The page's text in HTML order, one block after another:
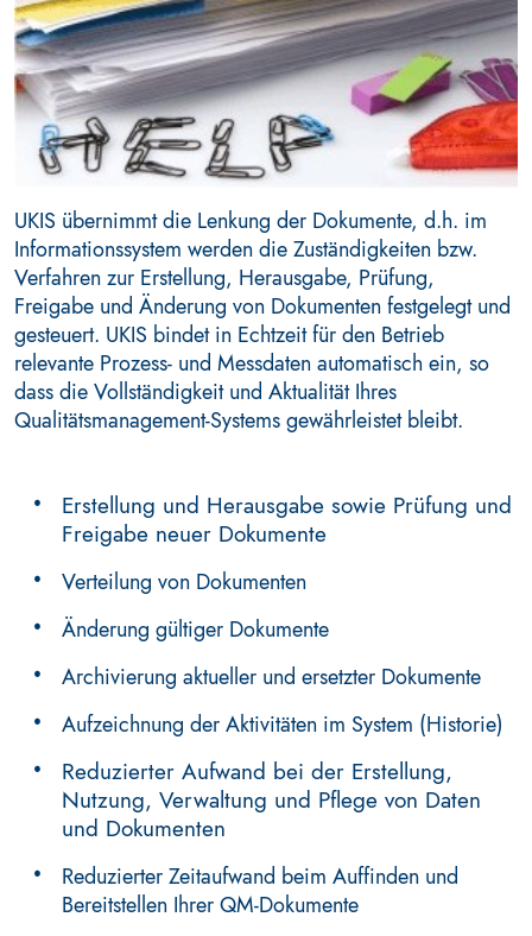
UKIS übernimmt die Lenkung der Dokumente, d.h. im
Informationssystem werden die Zuständigkeiten bzw.
Verfahren zur Erstellung, Herausgabe, Prüfung,
Freigabe und Änderung von Dokumenten festgelegt und
gesteuert. UKIS bindet in Echtzeit für den Betrieb
relevante Prozess- und Messdaten automatisch ein, so
dass die Vollständigkeit und Aktualität Ihres
Qualitätsmanagement-Systems gewährleistet bleibt.
Erstellung und Herausgabe sowie Prüfung und
Freigabe neuer Dokumente
Verteilung von Dokumenten
Änderung gültiger Dokumente
Archivierung aktueller und ersetzter Dokumente
Aufzeichnung der Aktivitäten im System (Historie)
Reduzierter Aufwand bei der Erstellung,
Nutzung, Verwaltung und Pflege von Daten
und Dokumenten
Reduzierter Zeitaufwand beim Auffinden und
Bereitstellen Ihrer QM-Dokumente